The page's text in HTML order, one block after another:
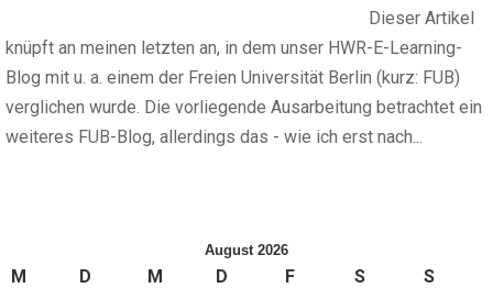
Dieser Artikel
knüpft an meinen letzten an, in dem unser HWR-E-Learning-
Blog mit u. a. einem der Freien Universität Berlin (kurz: FUB)
verglichen wurde. Die vorliegende Ausarbeitung betrachtet ein
weiteres FUB-Blog, allerdings das - wie ich erst nach...
August 2026
M D M D F S
S